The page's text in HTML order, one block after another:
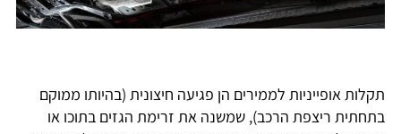
תקלות אופייניות לממירים הן פגיעה חיצונית (בהיותו ממוקם
בתחתית ריצפת הרכב), שמשנה את זרימת הגזים בתוכו או